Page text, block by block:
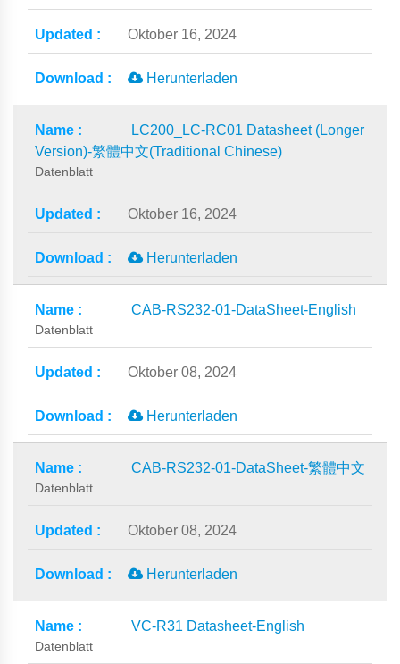
Oktober 16, 2024
Herunterladen
LC200_LC-RC01 Datasheet (Longer
Version)-繁體中文(Traditional Chinese)
Datenblatt
Oktober 16, 2024
Herunterladen
CAB-RS232-01-DataSheet-English
Datenblatt
Oktober 08, 2024
Herunterladen
CAB-RS232-01-DataSheet-繁體中文
Datenblatt
Oktober 08, 2024
Herunterladen
VC-R31 Datasheet-English
Datenblatt